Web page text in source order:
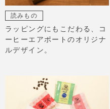
読みもの
ラッピングにもこだわる、コ
ーヒーエアポートのオリジナ
ルデザイン。